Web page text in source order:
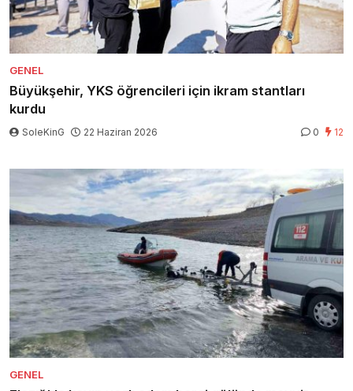
GENEL
Büyükşehir, YKS öğrencileri için ikram stantları
kurdu
SoleKinG 22 Haziran 2026 0 12
GENEL